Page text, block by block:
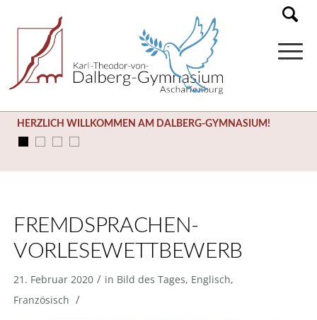
HERZLICH WILLKOMMEN AM DALBERG-GYMNASIUM!
FREMDSPRACHEN-
VORLESEWETTBEWERB
21. Februar 2020 / in Bild des Tages, Englisch,
Französisch /